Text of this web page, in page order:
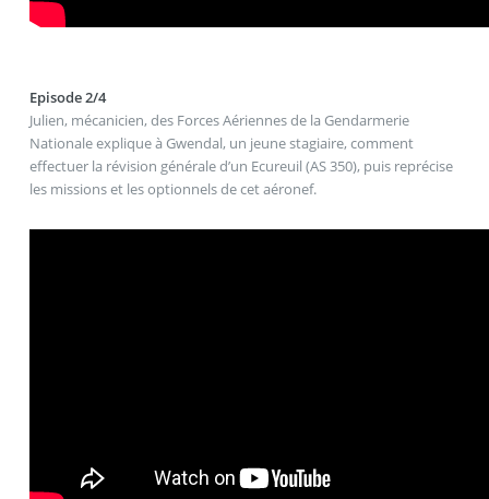
Episode 2/4
Julien, mécanicien, des Forces Aériennes de la Gendarmerie
Nationale explique à Gwendal, un jeune stagiaire, comment
effectuer la révision générale d’un Ecureuil (AS 350), puis reprécise
les missions et les optionnels de cet aéronef.